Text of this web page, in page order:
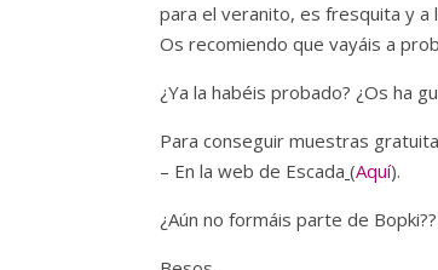
para el veranito, es fresquita y a
Os recomiendo que vayáis a
¿Ya la habéis probado? ¿Os ha
Para conseguir muestras
– En la web de Escada (Aquí).
¿Aún no formáis parte de